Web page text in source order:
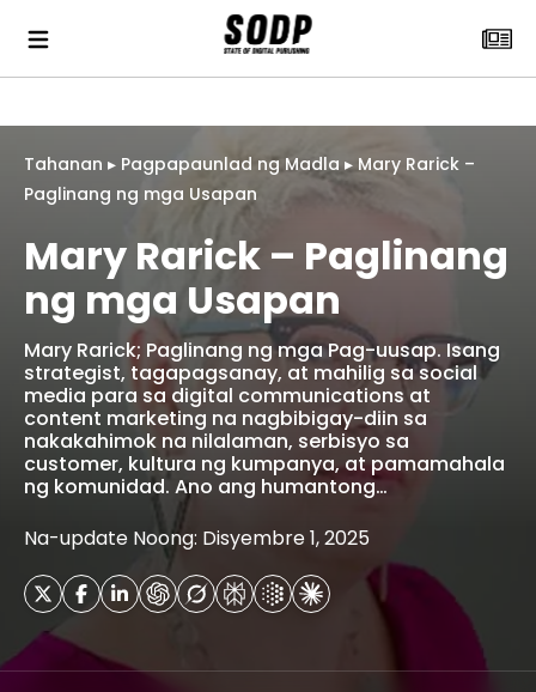
Tahanan ▸ Pagpapaunlad ng Madla ▸ Mary Rarick –
Paglinang ng mga Usapan
Mary Rarick – Paglinang
ng mga Usapan
‎Mary Rarick; Paglinang ng mga Pag-uusap. Isang
strategist, tagapagsanay, at mahilig sa social
media para sa digital communications at
content marketing na nagbibigay-diin sa
nakakahimok na nilalaman, serbisyo sa
customer, kultura ng kumpanya, at pamamahala
ng komunidad. Ano ang humantong…
Na-update Noong: Disyembre 1, 2025